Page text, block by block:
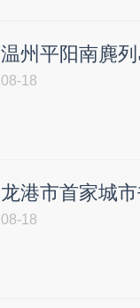
温州平阳南麂
08-18
龙港市首家城市
08-18